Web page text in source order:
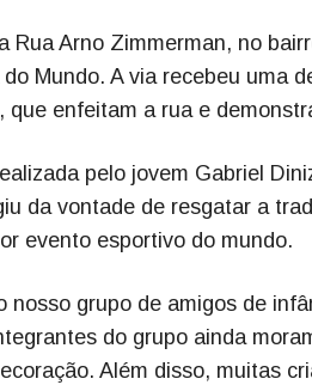
Rua Arno Zimmerman, no
Mundo. A via recebeu uma
que enfeitam a rua e
pelo jovem Gabriel
da vontade de resgatar a
evento esportivo do mundo.
nosso grupo de amigos de
do grupo ainda
Além disso, muitas